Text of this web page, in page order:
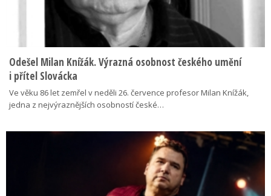
Odešel Milan Knížák. Výrazná osobnost českého umění
i přítel Slovácka
Ve věku 86 let zemřel v neděli 26. července profesor Milan Knížák,
jedna z nejvýraznějších osobností české…